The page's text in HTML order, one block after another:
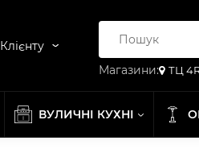
Клієнту
Магазини: ТЦ
ВУЛИЧНІ КУХНІ